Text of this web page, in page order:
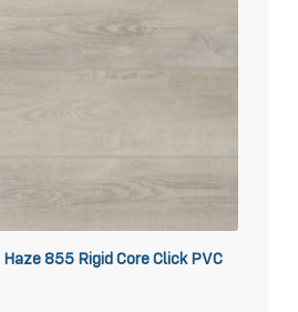
855 Rigid Core Click PVC